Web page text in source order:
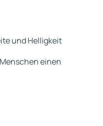
und Helligkeit
einen